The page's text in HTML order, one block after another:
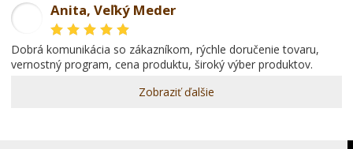
Anita, Veľký Meder
dobrá komunikácia so zákazníkom, rýchle doručenie tovaru,
vernostný program, cena produktu, široký výber produktov.
Zobraziť ďalšie